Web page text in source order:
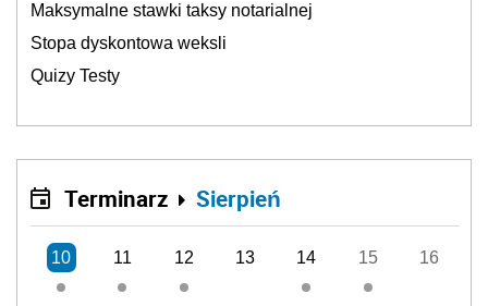
Maksymalne stawki taksy notarialnej
Stopa dyskontowa weksli
Quizy Testy
Terminarz Sierpień
10 11 12 13 14 15 16